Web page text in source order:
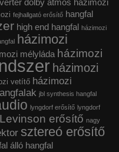
dolby atmos házimozi
fejhallgató erősítő hangfal
high end hangfal házimozi
házimozi
mélyláda házimozi
házimozi
vetítő házimozi
jbl synthesis hangfal
lyngdorf erősítő lyngdorf
erősítő nagy
sztereó erősítő
álló hangfal